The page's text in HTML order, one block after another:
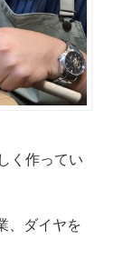
く作ってい
、ダイヤを